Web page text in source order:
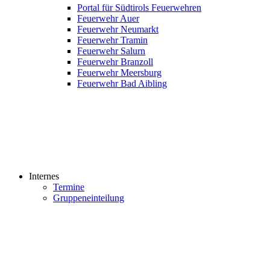
Portal für Südtirols Feuerwehren
Feuerwehr Auer
Feuerwehr Neumarkt
Feuerwehr Tramin
Feuerwehr Salurn
Feuerwehr Branzoll
Feuerwehr Meersburg
Feuerwehr Bad Aibling
Internes
Termine
Gruppeneinteilung